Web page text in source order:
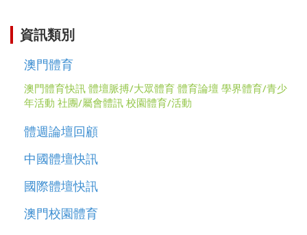
關資訊類別
澳門體育
澳門體育快訊 體壇脈搏/大眾體育 體育論壇 學界體育/青少
年活動 社團/屬會體訊 校園體育/活動
體週論壇回顧
中國體壇快訊
國際體壇快訊
澳門校園體育